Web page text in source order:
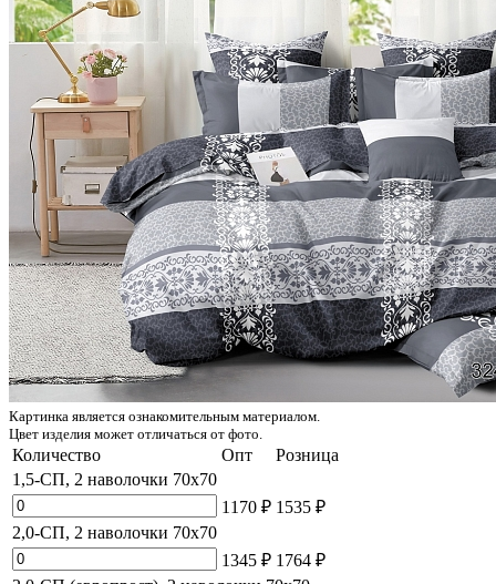
Картинка является ознакомительным материалом.
Цвет изделия может отличаться от фото.
Количество Опт
Розница
1,5-СП, 2 наволочки 70x70
1170 ₽ 1535 ₽
2,0-СП, 2 наволочки 70x70
1345 ₽ 1764 ₽